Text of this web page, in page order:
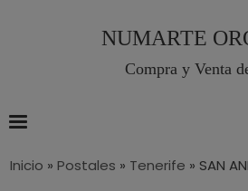
NUMARTE
Compra y Venta
Inicio » Postales » Tenerife » SAN